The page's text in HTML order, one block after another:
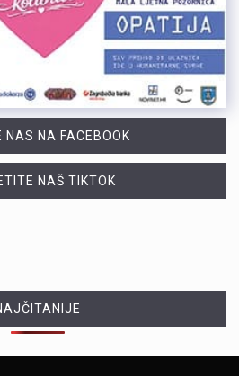
NAS NA FACEBOOK
NAŠ TIKTOK